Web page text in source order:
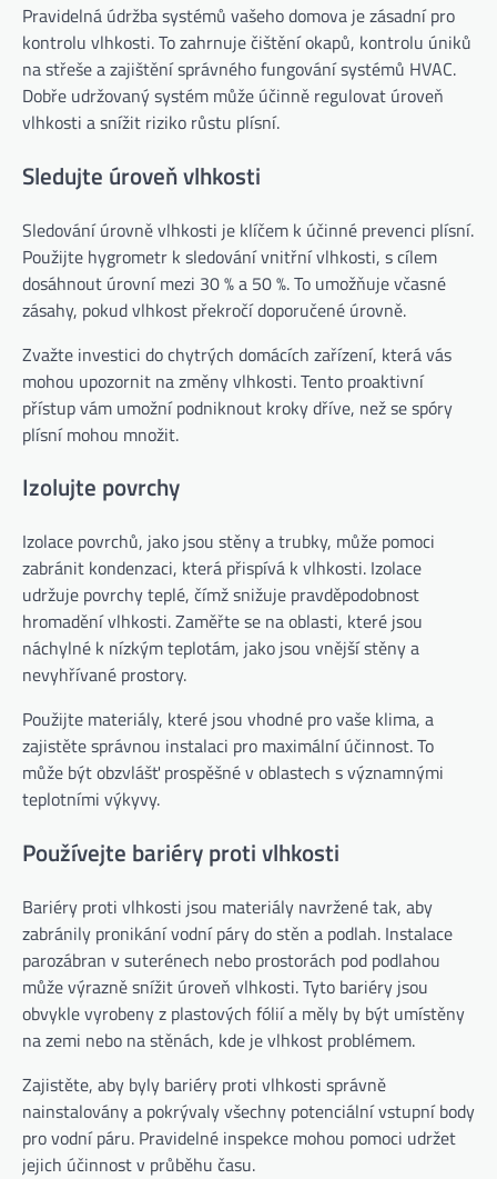
Pravidelná údržba systémů vašeho domova je zásadní pro
kontrolu vlhkosti. To zahrnuje čištění okapů, kontrolu úniků
na střeše a zajištění správného fungování systémů HVAC.
Dobře udržovaný systém může účinně regulovat úroveň
vlhkosti a snížit riziko růstu plísní.
Sledujte úroveň vlhkosti
Sledování úrovně vlhkosti je klíčem k účinné prevenci plísní.
Použijte hygrometr k sledování vnitřní vlhkosti, s cílem
dosáhnout úrovní mezi 30 % a 50 %. To umožňuje včasné
zásahy, pokud vlhkost překročí doporučené úrovně.
Zvažte investici do chytrých domácích zařízení, která vás
mohou upozornit na změny vlhkosti. Tento proaktivní
přístup vám umožní podniknout kroky dříve, než se spóry
plísní mohou množit.
Izolujte povrchy
Izolace povrchů, jako jsou stěny a trubky, může pomoci
zabránit kondenzaci, která přispívá k vlhkosti. Izolace
udržuje povrchy teplé, čímž snižuje pravděpodobnost
hromadění vlhkosti. Zaměřte se na oblasti, které jsou
náchylné k nízkým teplotám, jako jsou vnější stěny a
nevyhřívané prostory.
Použijte materiály, které jsou vhodné pro vaše klima, a
zajistěte správnou instalaci pro maximální účinnost. To
může být obzvlášť prospěšné v oblastech s významnými
teplotními výkyvy.
Používejte bariéry proti vlhkosti
Bariéry proti vlhkosti jsou materiály navržené tak, aby
zabránily pronikání vodní páry do stěn a podlah. Instalace
parozábran v suterénech nebo prostorách pod podlahou
může výrazně snížit úroveň vlhkosti. Tyto bariéry jsou
obvykle vyrobeny z plastových fólií a měly by být umístěny
na zemi nebo na stěnách, kde je vlhkost problémem.
Zajistěte, aby byly bariéry proti vlhkosti správně
nainstalovány a pokrývaly všechny potenciální vstupní body
pro vodní páru. Pravidelné inspekce mohou pomoci udržet
jejich účinnost v průběhu času.